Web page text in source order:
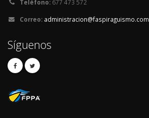
Teléfono: 677 473 572
Correo: administracion@faspiraguismo.com
Síguenos